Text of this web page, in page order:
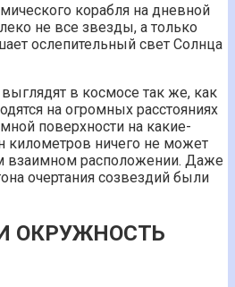
корабля на дневной
не все звезды, а только
ослепительный свет Солнца
в космосе так же, как
на огромных расстояниях
поверхности на какие-
километров ничего не может
взаимном расположении. Даже
очертания созвездий были
ОКРУЖНОСТЬ